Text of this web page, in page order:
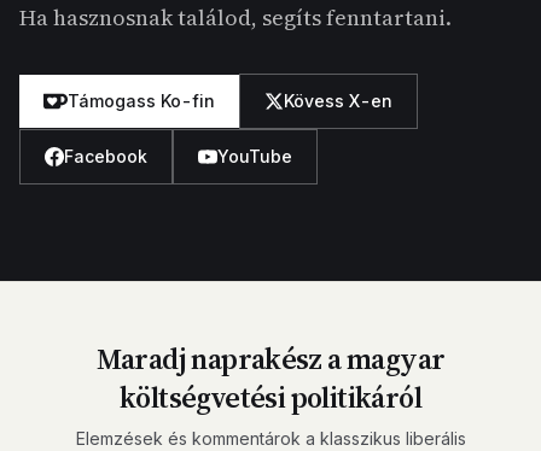
Ha hasznosnak találod, segíts fenntartani.
Támogass Ko-fin Kövess X-en
Facebook YouTube
Maradj naprakész a magyar
költségvetési politikáról
Elemzések és kommentárok a klasszikus liberális